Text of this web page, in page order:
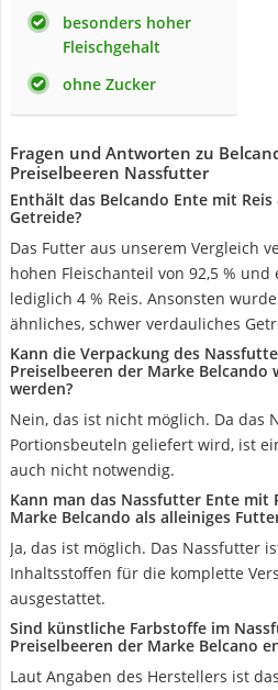
besonders hoher
Fleischgehalt
ohne Zucker
Fragen und Antworten zu
Preiselbeeren Nassfutter
Enthält das Belcando Ente mit
Getreide?
Das Futter aus unserem Vergleich
hohen Fleischanteil von 92,5 %
lediglich 4 % Reis. Ansonsten
ähnliches, schwer verdauliches
Kann die Verpackung des
Preiselbeeren der Marke Belcando
werden?
Nein, das ist nicht möglich. Da das
Portionsbeuteln geliefert wird, ist
auch nicht notwendig.
Kann man das Nassfutter Ente mit
Marke Belcando als alleiniges
Ja, das ist möglich. Das Nassfutter
Inhaltsstoffen für die komplette
ausgestattet.
Sind künstliche Farbstoffe im
Preiselbeeren der Marke Belcano
Laut Angaben des Herstellers ist